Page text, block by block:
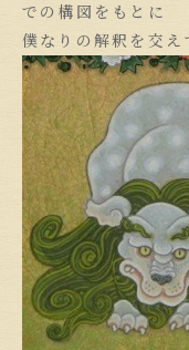
での構図をもとに
僕なりの解釈を交え